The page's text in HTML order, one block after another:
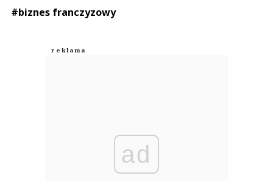
#biznes franczyzowy
ad